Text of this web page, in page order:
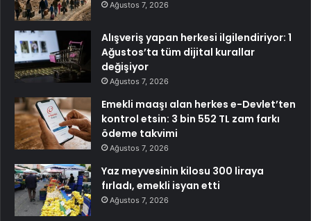
Ağustos 7, 2026
Alışveriş yapan herkesi ilgilendiriyor: 1
Ağustos’ta tüm dijital kurallar
değişiyor
Ağustos 7, 2026
Emekli maaşı alan herkes e-Devlet’ten
kontrol etsin: 3 bin 552 TL zam farkı
ödeme takvimi
Ağustos 7, 2026
Yaz meyvesinin kilosu 300 liraya
fırladı, emekli isyan etti
Ağustos 7, 2026